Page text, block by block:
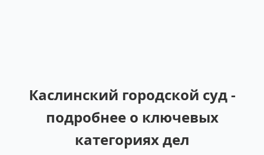
Каслинский городской суд -
подробнее о ключевых
категориях дел